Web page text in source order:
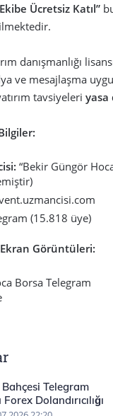
Ücretsiz Katıl”
danışmanlığı
ve mesajlaşma
tavsiyeleri yasa
“Bekir Güngör
(15.818 üye)
Ekran Görüntüleri:
Telegram
Dolandırıcılığı